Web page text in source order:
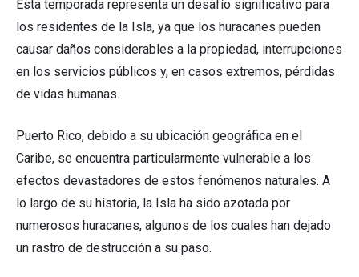
Esta temporada representa un desafío significativo para
los residentes de la Isla, ya que los huracanes pueden
causar daños considerables a la propiedad, interrupciones
en los servicios públicos y, en casos extremos, pérdidas
de vidas humanas.
Puerto Rico, debido a su ubicación geográfica en el
Caribe, se encuentra particularmente vulnerable a los
efectos devastadores de estos fenómenos naturales. A
lo largo de su historia, la Isla ha sido azotada por
numerosos huracanes, algunos de los cuales han dejado
un rastro de destrucción a su paso.